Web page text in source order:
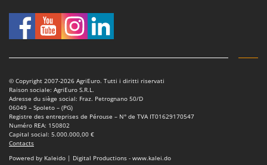
Tondeuses débroussailleuses thermiques
Trancheuses
Trancheuses de sol
Treuils de débardage
Tronçonneuses
V
Vêtements de Sécurité
Landxcape
LAR Casalinghi
Lavor
Linea VZ
Lisam
Lotusgrill
M
M.A.I.BO.
© Copyright 2007-2026 AgriEuro. Tutti i diritti riservati
Raison sociale: AgriEuro S.R.L.
Adresse du siège social: Fraz. Petrognano 50/D
06049 – Spoleto – (PG)
Registre des entreprises de Pérouse – N° de TVA IT01629170547
Numéro REA: 150802
Capital social: 5.000.000,00 €
Contacts
Powered by Kaleido | Digital Productions - www.kalei.do